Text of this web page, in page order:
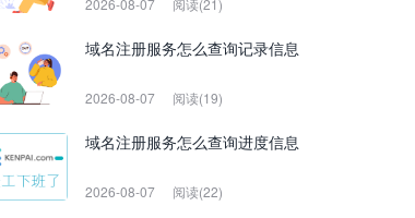
2026-08-07 阅读(21)
域名注册服务怎么查询记录信息
2026-08-07 阅读(19)
域名注册服务怎么查询进度信息
2026-08-07 阅读(22)